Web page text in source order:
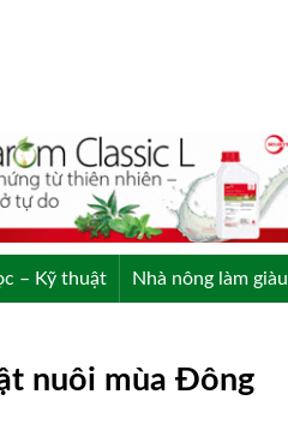
– Kỹ thuật Nhà nông làm giàu
nuôi mùa Đông